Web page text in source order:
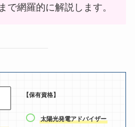
で網羅的に解説します。
【保有資格】
太陽光発電アドバイザー